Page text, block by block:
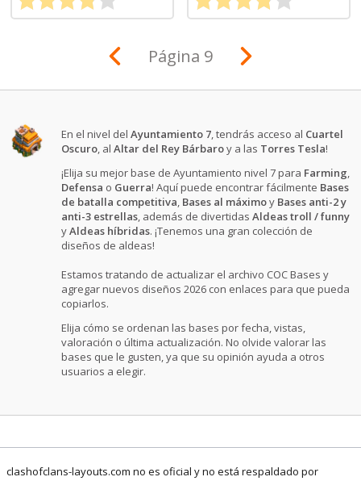
Página 9
En el nivel delAyuntamiento 7, tendrás acceso al Cuartel
Oscuro, alAltar del Rey Bárbaroy a las Torres Tesla!
¡Elija su mejor base de Ayuntamiento nivel 7 para Farming,
Defensa o Guerra! Aquí puede encontrar fácilmente Bases
de batalla competitiva, Bases al máximoy Bases anti-2 y
anti-3 estrellas, además de divertidasAldeas troll / funny
yAldeas híbridas. ¡Tenemos una gran colección de
diseños de aldeas!
Estamos tratando de actualizar el archivo COC Bases y
agregar nuevos diseños 2026 con enlaces para que pueda
copiarlos.
Elija cómo se ordenan las bases por fecha, vistas,
valoración o última actualización. No olvide valorar las
bases que le gusten, ya que su opinión ayuda a otros
usuarios a elegir.
clashofclans-layouts.com no es oficial y no está respaldado por